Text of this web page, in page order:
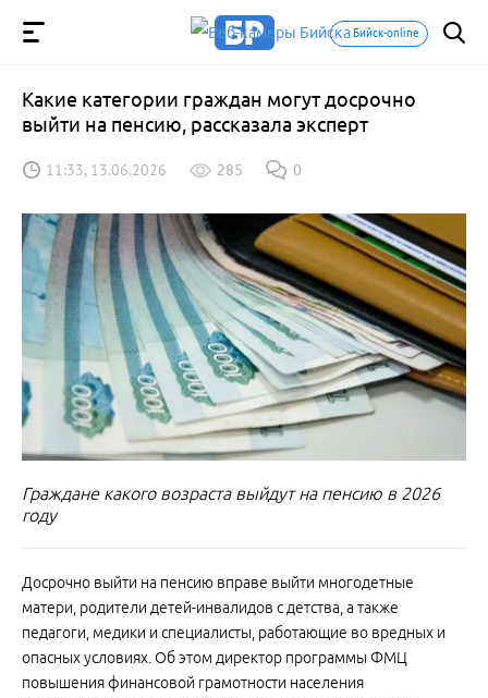
Бийск-online
Какие категории граждан могут досрочно
выйти на пенсию, рассказала эксперт
11:33, 13.06.2026 285 0
Граждане какого возраста выйдут на пенсию в 2026
году
Досрочно выйти на пенсию вправе выйти многодетные
матери, родители детей-инвалидов с детства, а также
педагоги, медики и специалисты, работающие во вредных и
опасных условиях. Об этом директор программы ФМЦ
повышения финансовой грамотности населения